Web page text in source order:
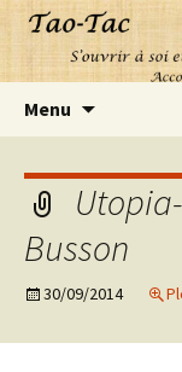
Menu
Busson
30/09/2014